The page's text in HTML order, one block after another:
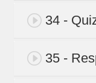
34 -
35 -